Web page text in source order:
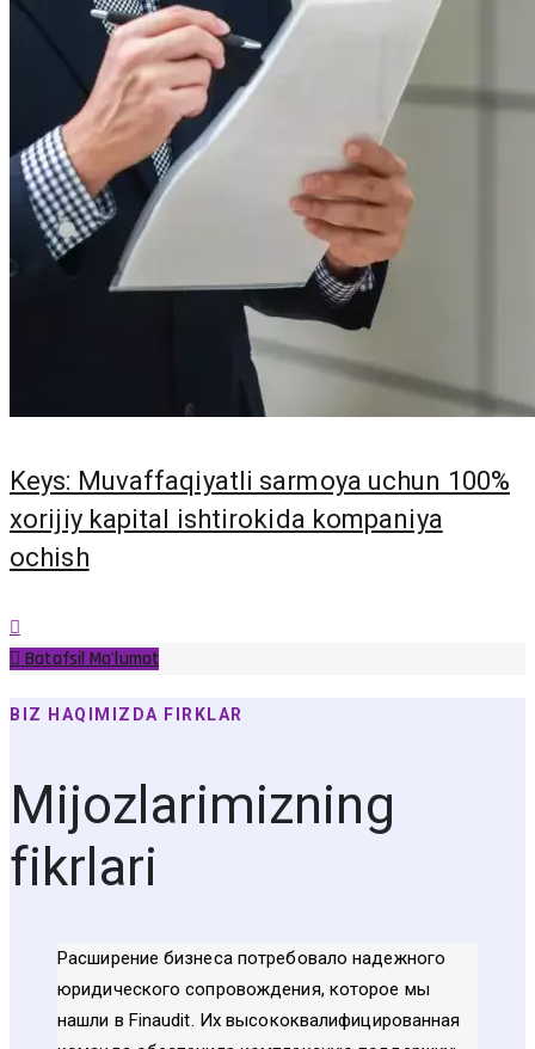
Keys: Muvaffaqiyatli sarmoya uchun 100%
xorijiy kapital ishtirokida kompaniya
ochish
Batafsil Ma'lumot
BIZ HAQIMIZDA FIRKLAR
Mijozlarimizning
fikrlari
Расширение бизнеса потребовало надежного
юридического сопровождения, которое мы
нашли в Finaudit. Их высококвалифицированная